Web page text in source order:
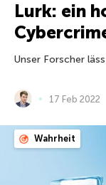
Lurk: ein
Unser Forscher
17 Feb 2022
Wahrheit